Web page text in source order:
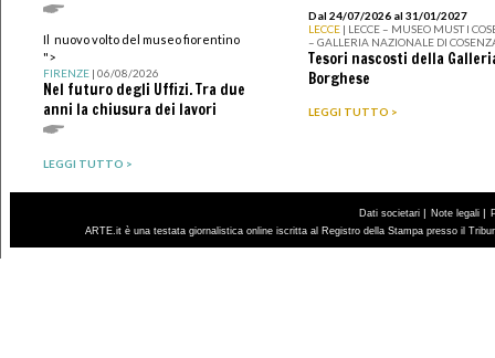
Il nuovo volto del museo fiorentino
">
FIRENZE| 06/08/2026
Nel futuro degli Uffizi. Tra due
anni la chiusura dei lavori
LEGGI TUTTO >
Dal 24/07/2026 al 31/01/2027
LECCE | LECCE – MUSEO MUST I
– GALLERIA NAZIONALE DI
Tesori nascosti della
Borghese
LEGGI TUTTO >
Dati societari | Note legali |
ARTE.it è una testata giornalistica online iscritta al Registro della Stampa presso il